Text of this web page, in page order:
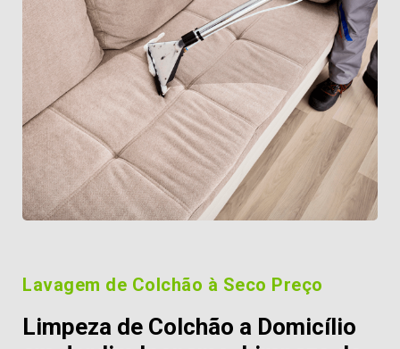
Lavagem de Colchão à Seco Preço
Limpeza de Colchão a Domicílio